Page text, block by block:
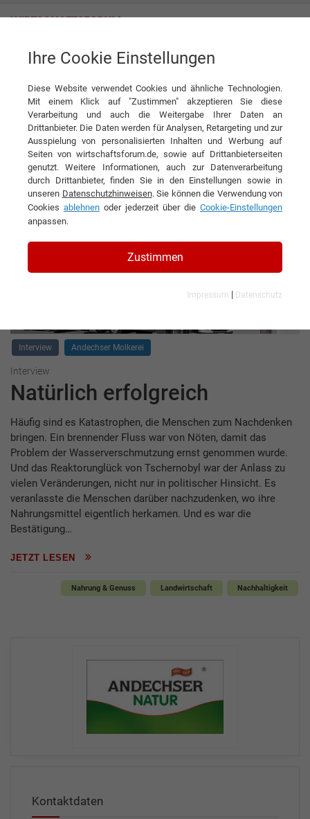
Andechser Molkerei Scheitz GmbH
Interviews der Andechser
Molkerei Scheitz GmbH
Interview Andechser Molkerei
Interview
Natürlich erfolgreich
Häufig sind es Katastrophen, die Menschen zum Nachdenken
bringen. Ein brennender Fluss war von Nöten, damit das
Problem der Wasserverschmutzung ernst genommen wurde.
Und das Reaktorunglück von Tschernobyl war der Anlass zu
vielen Veränderungen, nicht nur in politischer Hinsicht. Es
veranlasste die Menschen darüber nachzudenken, wo ihre
Nahrungsmittel eigentlich herkamen. Und es war die
Bestätigung…
JETZT LESEN
Nahrung & Genuss Landwirtschaft Nachhaltigkeit
Kontaktdaten
Ihre Cookie Einstellungen
Diese Website verwendet Cookies und ähnliche Technologien.
Mit einem Klick auf "Zustimmen" akzeptieren Sie diese
Verarbeitung und auch die Weitergabe Ihrer Daten an
Drittanbieter. Die Daten werden für Analysen, Retargeting und zur
Ausspielung von personalisierten Inhalten und Werbung auf
Seiten von wirtschaftsforum.de, sowie auf Drittanbieterseiten
genutzt. Weitere Informationen, auch zur Datenverarbeitung
durch Drittanbieter, finden Sie in den Einstellungen sowie in
unseren Datenschutzhinweisen. Sie können die Verwendung von
Cookies ablehnen oder jederzeit über die Cookie-Einstellungen
anpassen.
Zustimmen
Impressum | Datenschutz